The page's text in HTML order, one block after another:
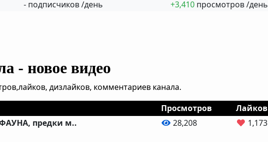
- подписчиков /день +3,410 просмотров /день
- новое видео
дизлайков, комментариев канала.
Просмотров Лайков
предки м.. 28,208 1,173